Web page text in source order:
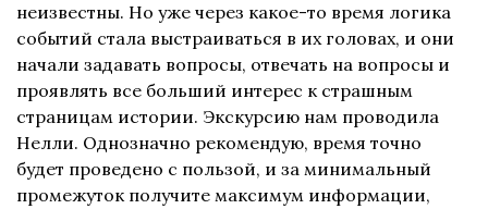
неизвестны. Но уже через какое-то время логика
событий стала выстраиваться в их головах, и они
начали задавать вопросы, отвечать на вопросы и
проявлять все больший интерес к страшным
страницам истории. Экскурсию нам проводила
Нелли. Однозначно рекомендую, время точно
будет проведено с пользой, и за минимальный
промежуток получите максимум информации,